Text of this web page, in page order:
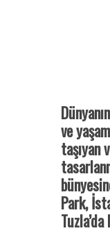
ve
taşıyan
Park,